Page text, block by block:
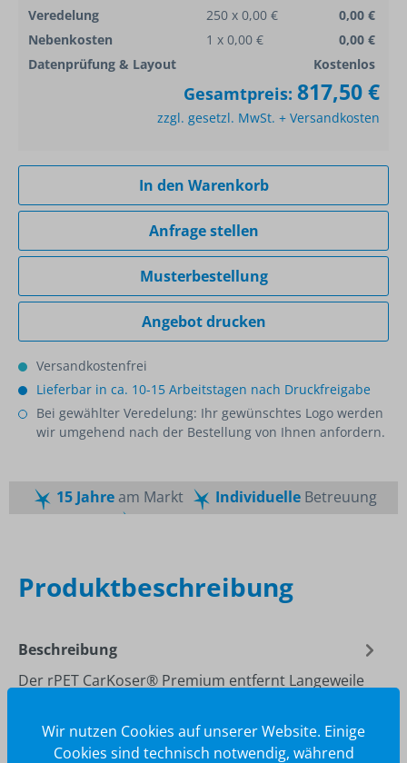
Veredelung
250 x 0,00 €
0,00 €
Nebenkosten
1 x 0,00 €
0,00 €
Datenprüfung & Layout
Kostenlos
Gesamtpreis: 817,50 €
zzgl. gesetzl. MwSt. + Versandkosten
In den Warenkorb
Anfrage stellen
Musterbestellung
Angebot drucken
Versandkostenfrei
Lieferbar in ca. 10-15 Arbeitstagen nach Druckfreigabe
Bei gewählter Veredelung: Ihr gewünschtes Logo werden
wir umgehend nach der Bestellung von Ihnen anfordern.
15 Jahream Markt IndividuelleBetreuung
Produktbeschreibung
Beschreibung
Der rPET CarKoser® Premium entfernt Langeweile
Auto: Der Multifunktionsschwamm…Mehr
Druckvorlage Download
Wir nutzen Cookies auf unserer Website. Einige
Cookies sind technisch notwendig, während